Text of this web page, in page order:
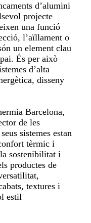
d’alumini
projecte
una funció
l’aïllament o
un element clau
És per això
d’alta
disseny
Barcelona,
de les
sistemes estan
tèrmic i
sostenibilitat i
productes de
textures i
estil